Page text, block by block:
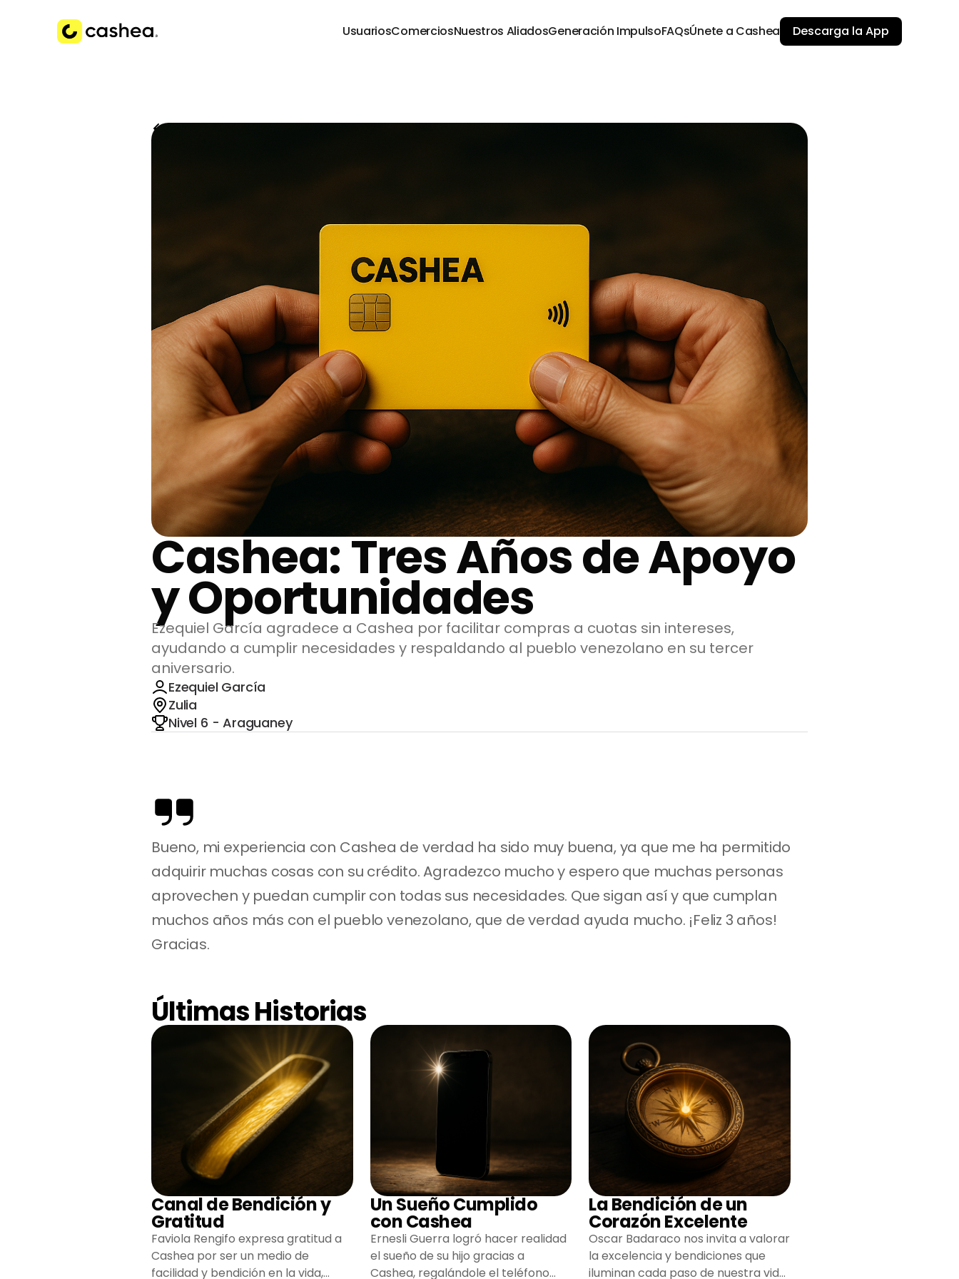
UsuariosComerciosNuestros AliadosGeneración ImpulsoFAQsÚnete a Cashea Descarga la App
Volver a Historias
Cashea: Tres Años de Apoyo
y Oportunidades
Ezequiel García agradece a Cashea por facilitar compras a cuotas sin intereses,
ayudando a cumplir necesidades y respaldando al pueblo venezolano en su tercer
aniversario.
Ezequiel García
Zulia
Nivel 6 - Araguaney
Bueno, mi experiencia con Cashea de verdad ha sido muy buena, ya que me ha permitido
adquirir muchas cosas con su crédito. Agradezco mucho y espero que muchas personas
aprovechen y puedan cumplir con todas sus necesidades. Que sigan así y que cumplan
muchos años más con el pueblo venezolano, que de verdad ayuda mucho. ¡Feliz 3 años!
Gracias.
Últimas Historias
Canal de Bendición y
Gratitud
Faviola Rengifo expresa gratitud a
Cashea por ser un medio de
facilidad y bendición en la vida,
Un Sueño Cumplido
con Cashea
Ernesli Guerra logró hacer realidad
el sueño de su hijo gracias a
Cashea, regalándole el teléfono
La Bendición de un
Corazón Excelente
Oscar Badaraco nos invita a valorar
la excelencia y bendiciones que
iluminan cada paso de nuestra vida,